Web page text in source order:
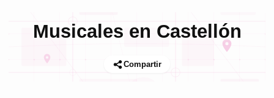
Musicales en Castellón
Compartir